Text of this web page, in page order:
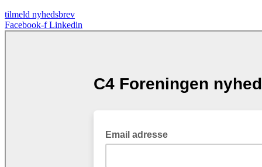
tilmeld nyhedsbrev
Facebook-f Linkedin